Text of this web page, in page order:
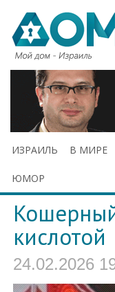
ИЗРАИЛЬ В МИРЕ
ЮМОР
кислотой
24.02.2026